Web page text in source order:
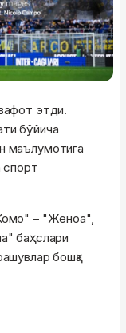
этди.
бўйича
маълумотига
спорт
– "Женоа",
баҳслари
бошқа